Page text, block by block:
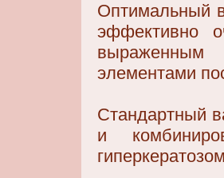
Оптимальный
эффективно
выраженным
элементами
Стандартный
и